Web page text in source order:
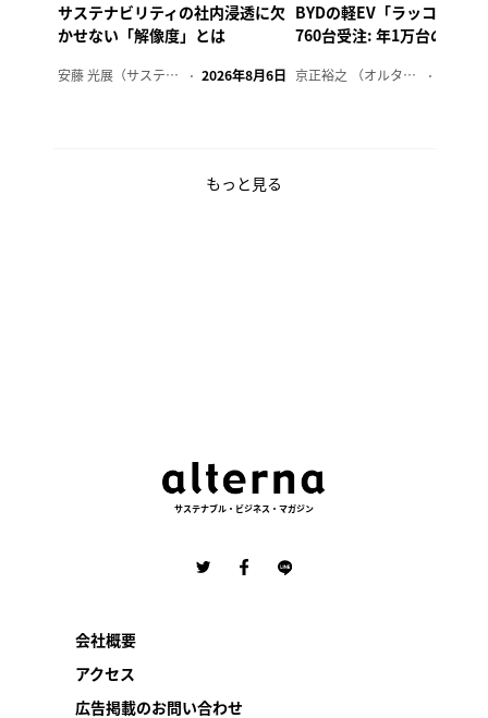
サステナビリティの社内浸透に欠
かせない「解像度」とは
安藤 光展（サステナビリティ・コンサルタント） 2026年8月6日
BYDの軽EV「ラッコ」、1
760台受注: 年1万台の販売
京正裕之 （オルタナ副編集長）
もっと見る
サステナブル・ビジネス・マガジン
会社概要
アクセス
広告掲載のお問い合わせ